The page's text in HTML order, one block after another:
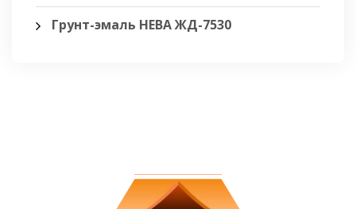
Грунт-эмаль НЕВА ЖД-7530